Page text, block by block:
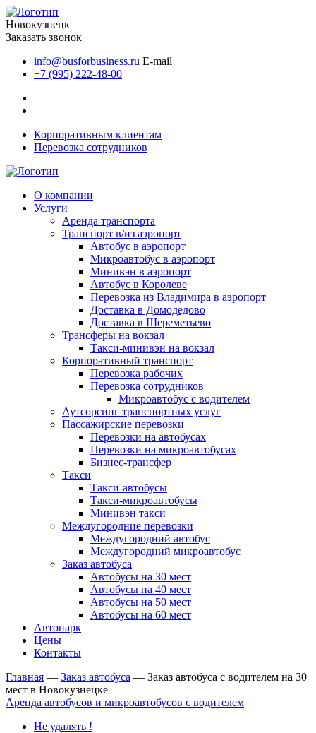
Новокузнецк
Заказать звонок
info@busforbusiness.ru E-mail
+7 (995) 222-48-00
Корпоративным клиентам
Перевозка сотрудников
О компании
Услуги
Аренда транспорта
Транспорт в/из аэропорт
Автобус в аэропорт
Микроавтобус в аэропорт
Минивэн в аэропорт
Автобус в Королеве
Перевозка из Владимира в аэропорт
Доставка в Домодедово
Доставка в Шереметьево
Трансферы на вокзал
Такси-минивэн на вокзал
Корпоративный транспорт
Перевозка рабочих
Перевозка сотрудников
Микроавтобус с водителем
Аутсорсинг транспортных услуг
Пассажирские перевозки
Перевозки на автобусах
Перевозки на микроавтобусах
Бизнес-трансфер
Такси
Такси-автобусы
Такси-микроавтобусы
Минивэн такси
Междугородние перевозки
Междугородний автобус
Междугородний микроавтобус
Заказ автобуса
Автобусы на 30 мест
Автобусы на 40 мест
Автобусы на 50 мест
Автобусы на 60 мест
Автопарк
Цены
Контакты
Главная — Заказ автобуса — Заказ автобуса с водителем на 30
мест в Новокузнецке
Аренда автобусов и микроавтобусов с водителем
Не удалять !